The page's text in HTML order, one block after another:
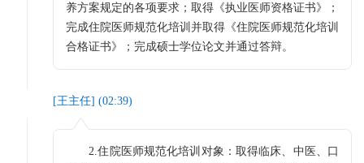
养方案规定的各项要求；取得《执业医师资格证书》；
完成住院医师规范化培训并取得《住院医师规范化培训
合格证书》；完成硕士学位论文并通过答辩。
[王主任] (02:39)
2.住院医师规范化培训对象：取得临床、中医、口